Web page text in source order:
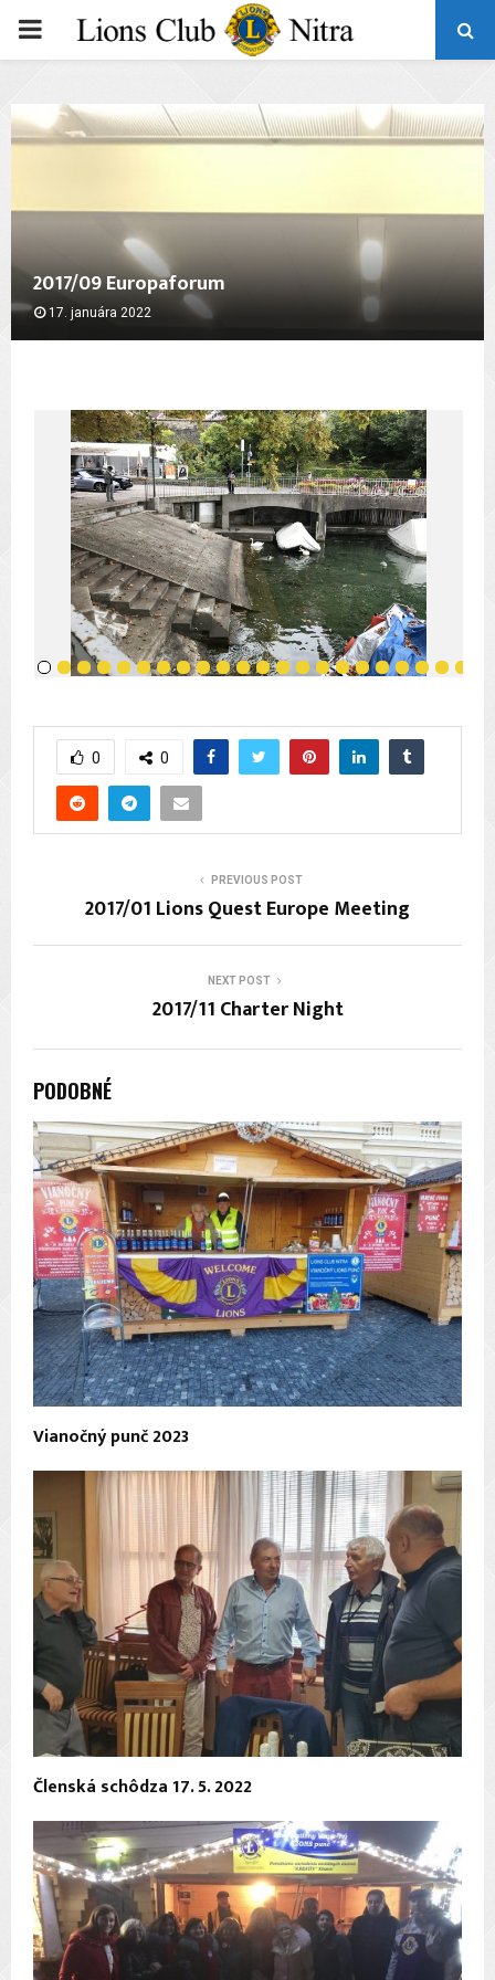
PRIMARY
2017/09 Europaforum
17. januára 2022
0 0
PREVIOUS POST
2017/01 Lions Quest Europe Meeting
NEXT POST
2017/11 Charter Night
PODOBNÉ
Vianočný punč 2023
Členská schôdza 17. 5. 2022